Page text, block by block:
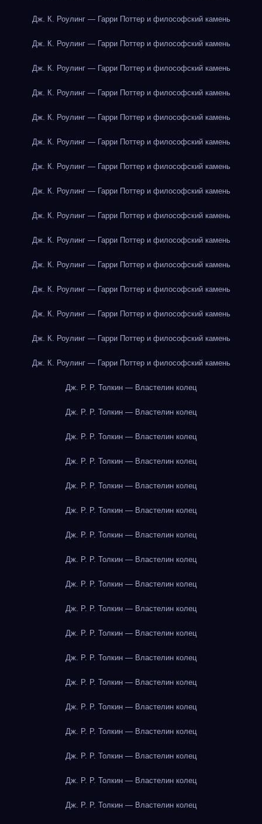
Дж. К. Роулинг — Гарри Поттер и философский камень
Дж. К. Роулинг — Гарри Поттер и философский камень
Дж. К. Роулинг — Гарри Поттер и философский камень
Дж. К. Роулинг — Гарри Поттер и философский камень
Дж. К. Роулинг — Гарри Поттер и философский камень
Дж. К. Роулинг — Гарри Поттер и философский камень
Дж. К. Роулинг — Гарри Поттер и философский камень
Дж. К. Роулинг — Гарри Поттер и философский камень
Дж. К. Роулинг — Гарри Поттер и философский камень
Дж. К. Роулинг — Гарри Поттер и философский камень
Дж. К. Роулинг — Гарри Поттер и философский камень
Дж. К. Роулинг — Гарри Поттер и философский камень
Дж. К. Роулинг — Гарри Поттер и философский камень
Дж. К. Роулинг — Гарри Поттер и философский камень
Дж. К. Роулинг — Гарри Поттер и философский камень
Дж. Р. Р. Толкин — Властелин колец
Дж. Р. Р. Толкин — Властелин колец
Дж. Р. Р. Толкин — Властелин колец
Дж. Р. Р. Толкин — Властелин колец
Дж. Р. Р. Толкин — Властелин колец
Дж. Р. Р. Толкин — Властелин колец
Дж. Р. Р. Толкин — Властелин колец
Дж. Р. Р. Толкин — Властелин колец
Дж. Р. Р. Толкин — Властелин колец
Дж. Р. Р. Толкин — Властелин колец
Дж. Р. Р. Толкин — Властелин колец
Дж. Р. Р. Толкин — Властелин колец
Дж. Р. Р. Толкин — Властелин колец
Дж. Р. Р. Толкин — Властелин колец
Дж. Р. Р. Толкин — Властелин колец
Дж. Р. Р. Толкин — Властелин колец
Дж. Р. Р. Толкин — Властелин колец
Дж. Р. Р. Толкин — Властелин колец